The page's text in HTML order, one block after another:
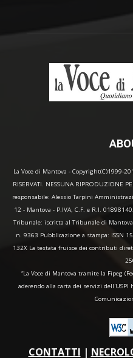
La Voce di Mantova - Copyright(C)1999-
RISERVATI. NESSUNA RIPRODUZIONE
responsabile: Alessio Tarpini
12 - Mantova - P.IVA, C.F. e R.I.
Tribunale: iscritta al Tribunale di
n. 9363 Pubblicazione a stampa: ISSN
132X La testata fruisce dei contributi
“La Voce di Mantova tramite la Fipeg
aderendo alla carta dei servizi dell'USPI
CONTATTI |